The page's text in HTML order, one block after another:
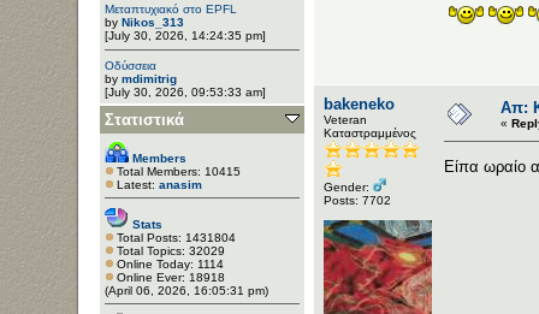
Μεταπτυχιακό στο EPFL
by Nikos_313
[July 30, 2026, 14:24:35 pm]
Οδύσσεια
by mdimitrig
[July 30, 2026, 09:53:33 am]
Στατιστικά
Members
Total Members: 10415
Latest: anasim
Stats
Total Posts: 1431804
Total Topics: 32029
Online Today: 1114
Online Ever: 18918
(April 06, 2026, 16:05:31 pm)
bakeneko
Veteran
Καταστραμμένος
Gender:
Posts: 7702
Απ:
«
Είπα ωραίο